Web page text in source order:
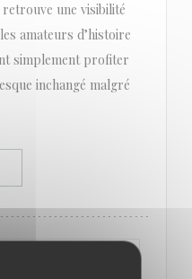
une visibilité
amateurs d’histoire
simplement profiter
inchangé malgré
UNA NUOVA FINESTRA))